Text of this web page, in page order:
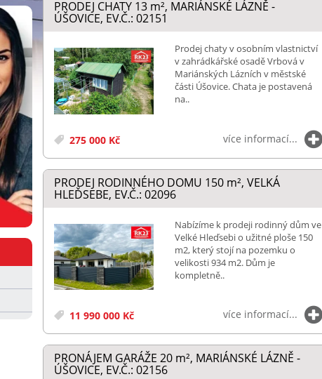
PRODEJ CHATY 13 m², MARIÁNSKÉ LÁZNĚ -
ÚŠOVICE, EV.Č.: 02151
Prodej chaty v osobním vlastnictví
v zahrádkářské osadě Vrbová v
Mariánských Lázních v městské
části Úšovice. Chata je postavená
na..
275 000 Kč více informací...
PRODEJ RODINNÉHO DOMU 150 m², VELKÁ
HLEĎSEBE, EV.Č.: 02096
Nabízíme k prodeji rodinný dům ve
Velké Hleďsebi o užitné ploše 150
m2, který stojí na pozemku o
velikosti 934 m2. Dům je
kompletně..
11 990 000 Kč více informací...
PRONÁJEM GARÁŽE 20 m², MARIÁNSKÉ LÁZNĚ -
ÚŠOVICE, EV.Č.: 02156